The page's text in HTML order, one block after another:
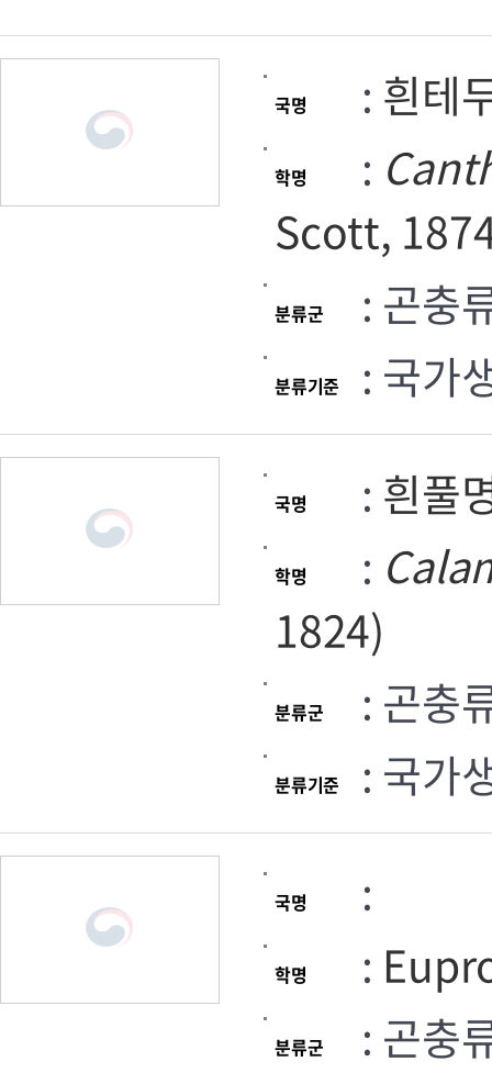
국명 : 흰테
학명 :
Scott,
분류군 : 곤충
분류기준 : 국가
국명 : 흰풀
학명 :
1824)
분류군 : 곤충
분류기준 : 국가
국명 :
학명 :
분류군 : 곤충